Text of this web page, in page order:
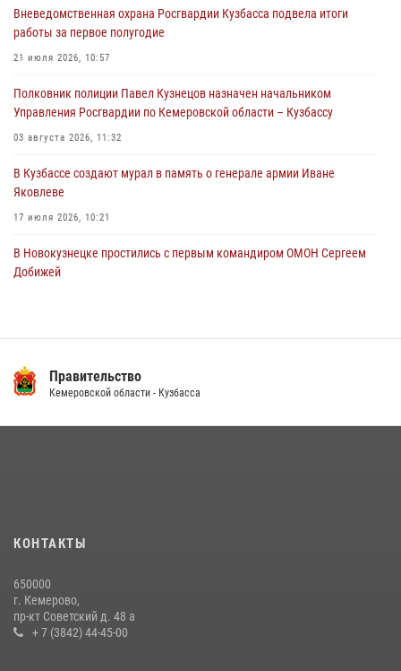
04 августа 2026, 07:41
Кемеровские росгвардейцы пресекли попытку хищения товара
04 августа 2026, 06:32
Вневедомственная охрана Росгвардии Кузбасса подвела итоги
работы за первое полугодие
21 июля 2026, 10:57
Полковник полиции Павел Кузнецов назначен начальником
Управления Росгвардии по Кемеровской области – Кузбассу
03 августа 2026, 11:32
В Кузбассе создают мурал в память о генерале армии Иване
Яковлеве
17 июля 2026, 10:21
В Новокузнецке простились с первым командиром ОМОН Сергеем
Добижей
14 июля 2026, 08:52 1
20 июля 2026, 08:52
гипермаркета товары на 13 тысяч рублей (ВИДЕО)
16 июля 2026, 06:43
Правительство
Кемеровской области - Кузбасса
КОНТАКТЫ
650000
г. Кемерово,
пр-кт Советский д. 48 а
+ 7 (3842) 44-45-00